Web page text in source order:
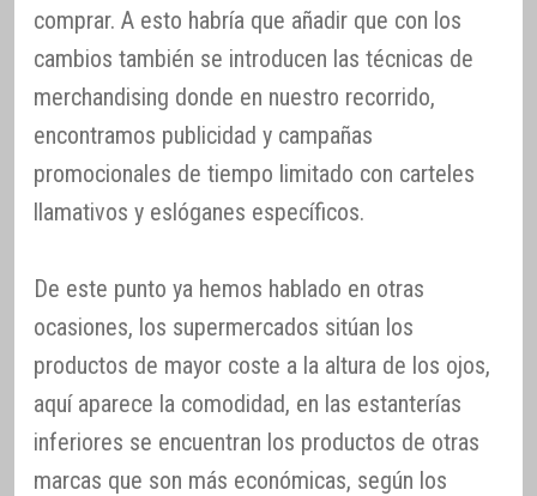
comprar. A esto habría que añadir que con los
cambios también se introducen las técnicas de
merchandising donde en nuestro recorrido,
encontramos publicidad y campañas
promocionales de tiempo limitado con carteles
llamativos y eslóganes específicos.
De este punto ya hemos hablado en otras
ocasiones, los supermercados sitúan los
productos de mayor coste a la altura de los ojos,
aquí aparece la comodidad, en las estanterías
inferiores se encuentran los productos de otras
marcas que son más económicas, según los